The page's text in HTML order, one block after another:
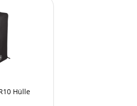
Hülle